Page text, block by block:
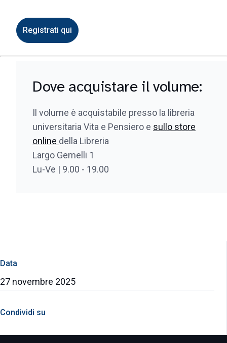
Data
27 novembre 2025
Condividi su
Registrati qui
Dove acquistare il volume:
Il volume è acquistabile presso la libreria
universitaria Vita e Pensiero e sullo store
online della Libreria
Largo Gemelli 1
Lu-Ve | 9.00 - 19.00